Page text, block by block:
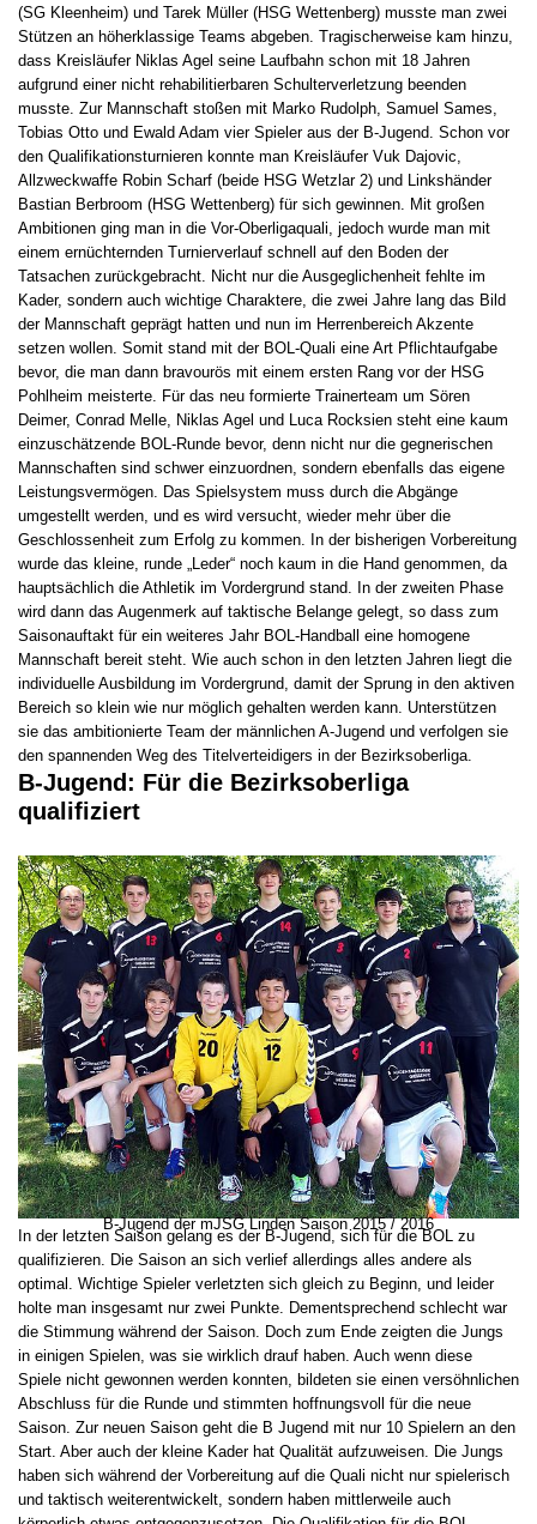
(SG Kleenheim) und Tarek Müller (HSG Wettenberg) musste man zwei
Stützen an höherklassige Teams abgeben. Tragischerweise kam hinzu,
dass Kreisläufer Niklas Agel seine Laufbahn schon mit 18 Jahren
aufgrund einer nicht rehabilitierbaren Schulterverletzung beenden
musste. Zur Mannschaft stoßen mit Marko Rudolph, Samuel Sames,
Tobias Otto und Ewald Adam vier Spieler aus der B-Jugend. Schon vor
den Qualifikationsturnieren konnte man Kreisläufer Vuk Dajovic,
Allzweckwaffe Robin Scharf (beide HSG Wetzlar 2) und Linkshänder
Bastian Berbroom (HSG Wettenberg) für sich gewinnen. Mit großen
Ambitionen ging man in die Vor-Oberligaquali, jedoch wurde man mit
einem ernüchternden Turnierverlauf schnell auf den Boden der
Tatsachen zurückgebracht. Nicht nur die Ausgeglichenheit fehlte im
Kader, sondern auch wichtige Charaktere, die zwei Jahre lang das Bild
der Mannschaft geprägt hatten und nun im Herrenbereich Akzente
setzen wollen. Somit stand mit der BOL-Quali eine Art Pflichtaufgabe
bevor, die man dann bravourös mit einem ersten Rang vor der HSG
Pohlheim meisterte. Für das neu formierte Trainerteam um Sören
Deimer, Conrad Melle, Niklas Agel und Luca Rocksien steht eine kaum
einzuschätzende BOL-Runde bevor, denn nicht nur die gegnerischen
Mannschaften sind schwer einzuordnen, sondern ebenfalls das eigene
Leistungsvermögen. Das Spielsystem muss durch die Abgänge
umgestellt werden, und es wird versucht, wieder mehr über die
Geschlossenheit zum Erfolg zu kommen. In der bisherigen Vorbereitung
wurde das kleine, runde „Leder“ noch kaum in die Hand genommen, da
hauptsächlich die Athletik im Vordergrund stand. In der zweiten Phase
wird dann das Augenmerk auf taktische Belange gelegt, so dass zum
Saisonauftakt für ein weiteres Jahr BOL-Handball eine homogene
Mannschaft bereit steht. Wie auch schon in den letzten Jahren liegt die
individuelle Ausbildung im Vordergrund, damit der Sprung in den aktiven
Bereich so klein wie nur möglich gehalten werden kann. Unterstützen
sie das ambitionierte Team der männlichen A-Jugend und verfolgen sie
den spannenden Weg des Titelverteidigers in der Bezirksoberliga.
B-Jugend: Für die Bezirksoberliga
qualifiziert
B-Jugend der mJSG Linden Saison 2015 / 2016
In der letzten Saison gelang es der B-Jugend, sich für die BOL zu
qualifizieren. Die Saison an sich verlief allerdings alles andere als
optimal. Wichtige Spieler verletzten sich gleich zu Beginn, und leider
holte man insgesamt nur zwei Punkte. Dementsprechend schlecht war
die Stimmung während der Saison. Doch zum Ende zeigten die Jungs
in einigen Spielen, was sie wirklich drauf haben. Auch wenn diese
Spiele nicht gewonnen werden konnten, bildeten sie einen versöhnlichen
Abschluss für die Runde und stimmten hoffnungsvoll für die neue
Saison. Zur neuen Saison geht die B Jugend mit nur 10 Spielern an den
Start. Aber auch der kleine Kader hat Qualität aufzuweisen. Die Jungs
haben sich während der Vorbereitung auf die Quali nicht nur spielerisch
und taktisch weiterentwickelt, sondern haben mittlerweile auch